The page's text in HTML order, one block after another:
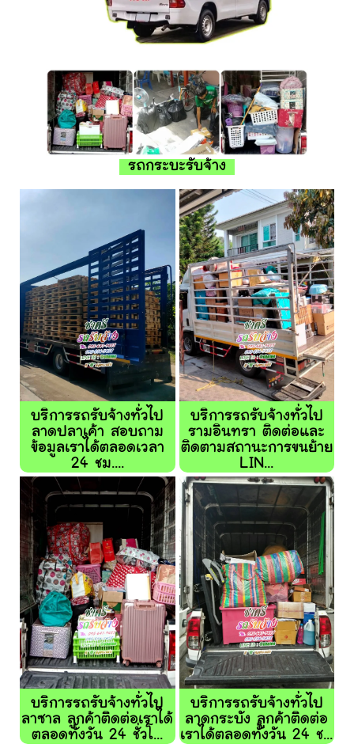
รถกระบะรับจ้าง
บริการรถรับจ้างทั่วไป
ลาดปลาเค้า สอบถาม
ข้อมูลเราได้ตลอดเวลา
24 ชม....
บริการรถรับจ้างทั่วไป
รามอินทรา ติดต่อและ
ติดตามสถานะการขนย้าย
LIN...
บริการรถรับจ้างทั่วไป
ลาซาล ลูกค้าติดต่อเราได้
ตลอดทั้งวัน 24 ชั่วโ...
บริการรถรับจ้างทั่วไป
ลาดกระบัง ลูกค้าติดต่อ
เราได้ตลอดทั้งวัน 24 ช...